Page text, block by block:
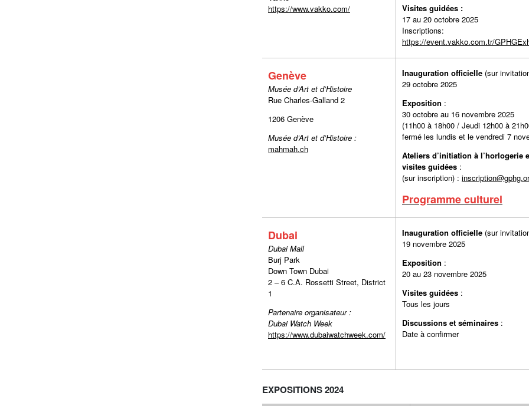
https://www.vakko.com/
Visites guidées :
17 au 20 octobre 2025
Inscriptions:
https://event.vakko.com.tr/
Genève
Musée d’Art et d’Histoire
Rue Charles-Galland 2
1206 Genève
Musée d’Art et d’Histoire :
mahmah.ch
Inauguration officielle (sur
29 octobre 2025
Exposition :
30 octobre au 16 novembre
(11h00 à 18h00 / Jeudi 12h00 à
fermé les lundis et le vendredi 7
Ateliers d’initiation à l’horlogerie
visites guidées :
(sur inscription) :
Programme culturel
Dubai
Dubai Mall
Burj Park
Down Town Dubai
2 – 6 C.A. Rossetti Street, District
1
Partenaire organisateur :
Dubai Watch Week
https://www.dubaiwatchweek.com/
Inauguration officielle (sur
19 novembre 2025
Exposition :
20 au 23 novembre 2025
Visites guidées :
Tous les jours
Discussions et séminaires :
Date à confirmer
EXPOSITIONS 2024